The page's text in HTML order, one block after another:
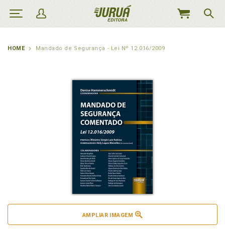
MEU
HOME Mandado de Segurança - Lei Nº 12.016/2009
AMPLIAR IMAGEM